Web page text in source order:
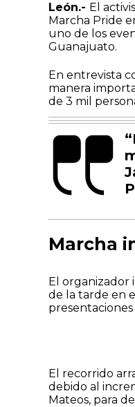
León.- El
Marcha Pride
uno de los
Guanajuato.
En entrevista
manera
de 3 mil
Marcha
El organizador
de la tarde en
El recorrido
debido al
Mateos, para